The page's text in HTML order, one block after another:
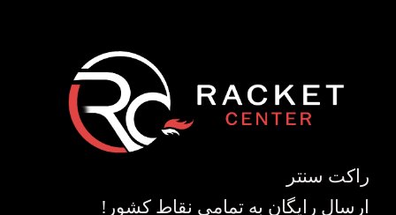
راکت سنتر
ارسال رایگان به تمامی نقاط کشور!